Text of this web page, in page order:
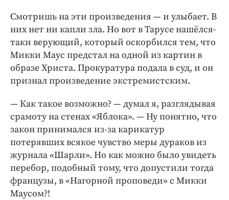
Смотришь на эти произведения — и улыбает. В
них нет ни капли зла. Но вот в Тарусе нашёлся-
таки верующий, который оскорбился тем, что
Микки Маус предстал на одной из картин в
образе Христа. Прокуратура подала в суд, и он
признал произведение экстремистским.
— Как такое возможно? — думал я, разглядывая
срамоту на стенах «Яблока». — Ну понятно, что
закон принимался из-­за карикатур
потерявших всякое чувство меры дураков из
журнала «Шарли». Но как можно было увидеть
перебор, подобный тому, что допустили тогда
французы, в «Нагорной проповеди» с Микки
Маусом?!